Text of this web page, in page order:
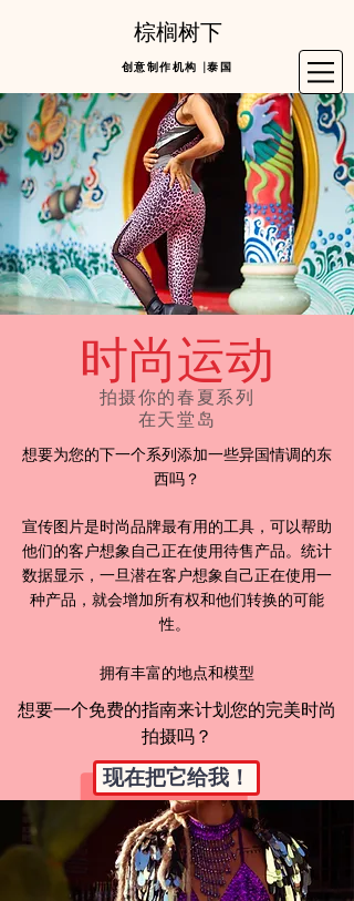
棕榈树下
创意制作机构 |泰国
时尚运动
拍摄你的春夏系列
在天堂岛
想要为您的下一个系列添加一些异国情调的东
西吗？
宣传图片是时尚品牌最有用的工具，可以帮助
他们的客户想象自己正在使用待售产品。统计
数据显示，一旦潜在客户想象自己正在使用一
种产品，就会增加所有权和他们转换的可能
性。
拥有丰富的地点和模型
想要一个免费的指南来计划您的完美时尚
拍摄吗？
现在把它给我！